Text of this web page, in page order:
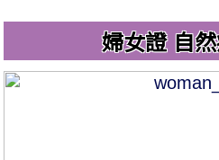
婦女證 自然